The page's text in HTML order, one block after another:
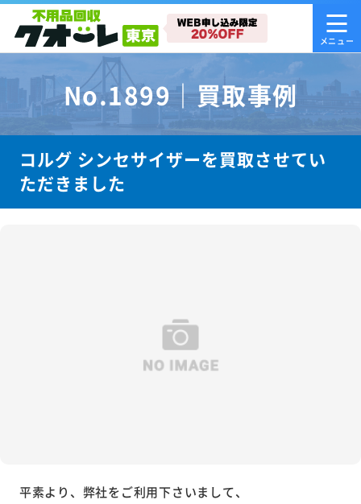
No.1899｜買取事例
コルグ シンセサイザーを買取させてい
ただきました
平素より、弊社をご利用下さいまして、